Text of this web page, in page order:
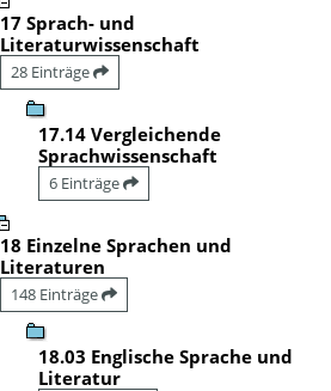
17 Sprach- und
Literaturwissenschaft
28 Einträge
17.14 Vergleichende
Sprachwissenschaft
6 Einträge
18 Einzelne Sprachen und
Literaturen
148 Einträge
18.03 Englische Sprache und
Literatur